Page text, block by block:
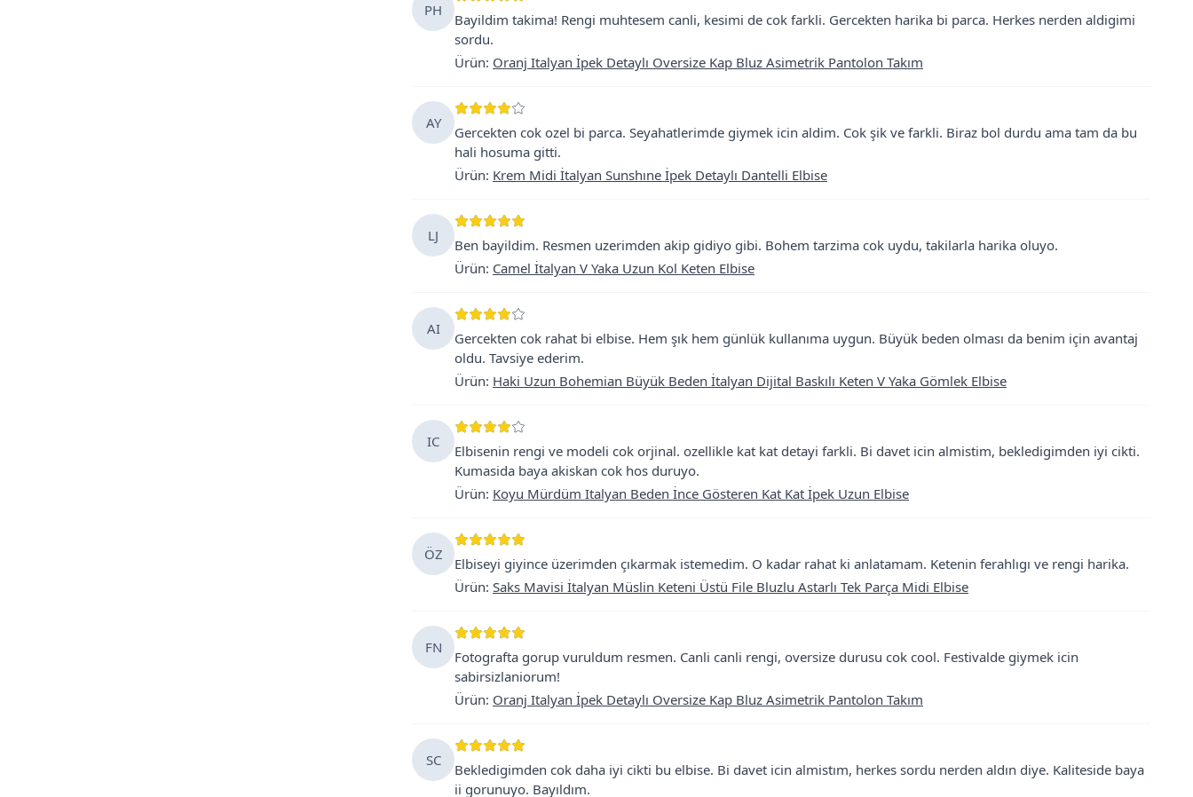
PH
Bayildim takima! Rengi muhtesem canli, kesimi de cok farkli. Gercekten harika bi parca. Herkes nerden aldigimi
sordu.
Ürün: Oranj Italyan İpek Detaylı Oversize Kap Bluz Asimetrik Pantolon Takım
AY
Gercekten cok ozel bi parca. Seyahatlerimde giymek icin aldim. Cok şik ve farkli. Biraz bol durdu ama tam da bu
hali hosuma gitti.
Ürün: Krem Midi İtalyan Sunshıne İpek Detaylı Dantelli Elbise
LJ
Ben bayildim. Resmen uzerimden akip gidiyo gibi. Bohem tarzima cok uydu, takilarla harika oluyo.
Ürün: Camel İtalyan V Yaka Uzun Kol Keten Elbise
AI
Gercekten cok rahat bi elbise. Hem şık hem günlük kullanıma uygun. Büyük beden olması da benim için avantaj
oldu. Tavsiye ederim.
Ürün: Haki Uzun Bohemian Büyük Beden İtalyan Dijital Baskılı Keten V Yaka Gömlek Elbise
IC
Elbisenin rengi ve modeli cok orjinal. ozellikle kat kat detayi farkli. Bi davet icin almistim, bekledigimden iyi cikti.
Kumasida baya akiskan cok hos duruyo.
Ürün: Koyu Mürdüm Italyan Beden İnce Gösteren Kat Kat İpek Uzun Elbise
ÖZ
Elbiseyi giyince üzerimden çıkarmak istemedim. O kadar rahat ki anlatamam. Ketenin ferahlıgı ve rengi harika.
Ürün: Saks Mavisi İtalyan Müslin Keteni Üstü File Bluzlu Astarlı Tek Parça Midi Elbise
FN
Fotografta gorup vuruldum resmen. Canli canli rengi, oversize durusu cok cool. Festivalde giymek icin
sabirsizlaniorum!
Ürün: Oranj Italyan İpek Detaylı Oversize Kap Bluz Asimetrik Pantolon Takım
SC
Bekledigimden cok daha iyi cikti bu elbise. Bi davet icin almistım, herkes sordu nerden aldın diye. Kaliteside baya
ii gorunuyo. Bayıldım.